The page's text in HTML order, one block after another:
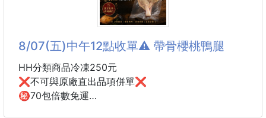
8/07(五)中午12點收單⚠️ 帶骨櫻桃鴨腿
HH分類商品冷凍250元
❌不可與原廠直出品項併單❌
㊙️70包倍數免運